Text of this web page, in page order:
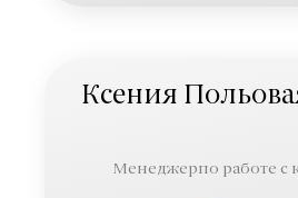
Ксения
Менеджерпо работе с